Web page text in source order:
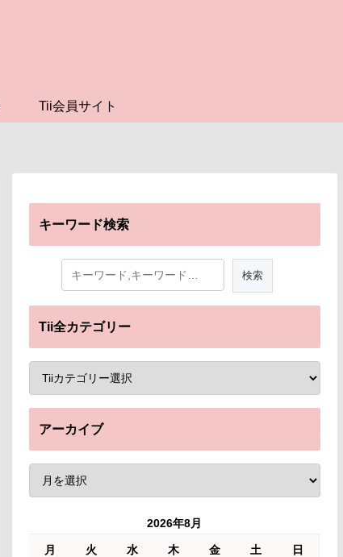
Tii会員サイト
キーワード検索
Tii全カテゴリー
アーカイブ
2026年8月
月 火 水 木 金 土
日